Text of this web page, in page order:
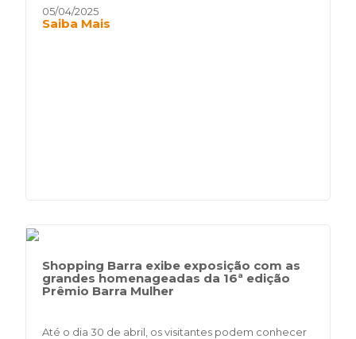
05/04/2025
Saiba Mais
Shopping Barra exibe exposição com as
grandes homenageadas da 16ª edição
Prêmio Barra Mulher
Até o dia 30 de abril, os visitantes podem conhecer